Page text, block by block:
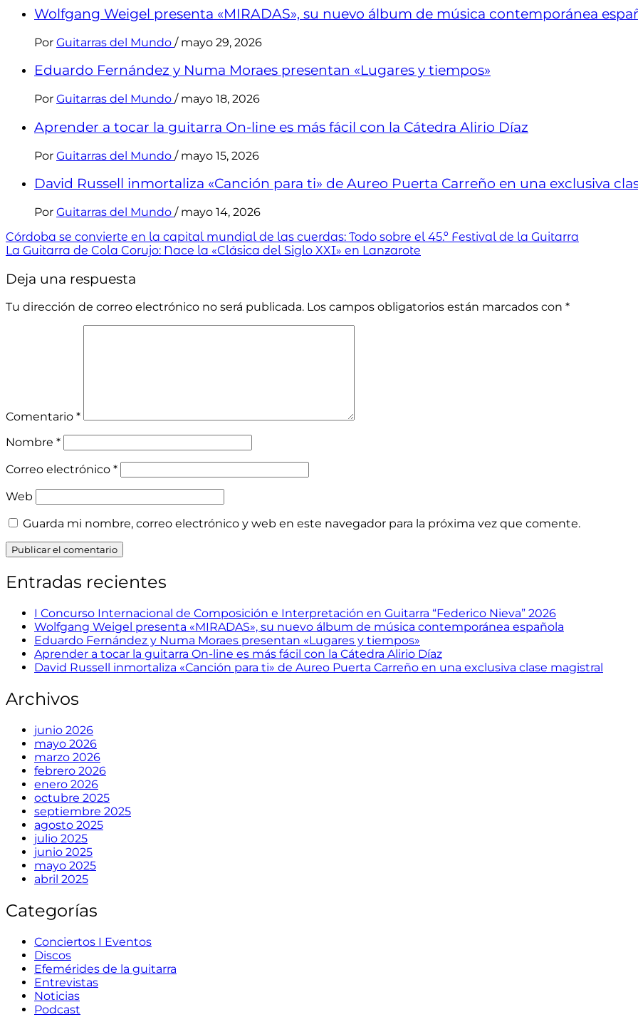
Wolfgang Weigel presenta «MIRADAS», su nuevo álbum de música contemporánea
Por Guitarras del Mundo / mayo 29, 2026
Eduardo Fernández y Numa Moraes presentan «Lugares y tiempos»
Por Guitarras del Mundo / mayo 18, 2026
Aprender a tocar la guitarra On-line es más fácil con la Cátedra Alirio Díaz
Por Guitarras del Mundo / mayo 15, 2026
David Russell inmortaliza «Canción para ti» de Aureo Puerta Carreño en una exclusiva
Por Guitarras del Mundo / mayo 14, 2026
Córdoba se convierte en la capital mundial de las cuerdas: Todo sobre el 45.º Festival de la Guitarra
La Guitarra de Cola Corujo: Nace la «Clásica del Siglo XXI» en Lanzarote
Deja una respuesta
Tu dirección de correo electrónico no será publicada. Los campos obligatorios están marcados con *
Comentario *
Nombre *
Correo electrónico *
Web
Guarda mi nombre, correo electrónico y web en este navegador para la próxima vez que comente.
Entradas recientes
I Concurso Internacional de Composición e Interpretación en Guitarra “Federico Nieva” 2026
Wolfgang Weigel presenta «MIRADAS», su nuevo álbum de música contemporánea española
Eduardo Fernández y Numa Moraes presentan «Lugares y tiempos»
Aprender a tocar la guitarra On-line es más fácil con la Cátedra Alirio Díaz
David Russell inmortaliza «Canción para ti» de Aureo Puerta Carreño en una exclusiva clase magistral
Archivos
junio 2026
mayo 2026
marzo 2026
febrero 2026
enero 2026
octubre 2025
septiembre 2025
agosto 2025
julio 2025
junio 2025
mayo 2025
abril 2025
Categorías
Conciertos I Eventos
Discos
Efemérides de la guitarra
Entrevistas
Noticias
Podcast